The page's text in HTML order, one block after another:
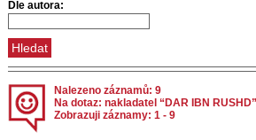
Dle autora:
Nalezeno záznamů: 9
Na dotaz: nakladatel “DAR IBN
Zobrazuji záznamy: 1 - 9